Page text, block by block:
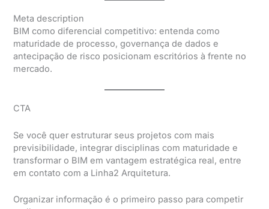
Meta description
BIM como diferencial competitivo: entenda como
maturidade de processo, governança de dados e
antecipação de risco posicionam escritórios à frente no
mercado.
CTA
Se você quer estruturar seus projetos com mais
previsibilidade, integrar disciplinas com maturidade e
transformar o BIM em vantagem estratégica real, entre
em contato com a Linha2 Arquitetura.
Organizar informação é o primeiro passo para competir